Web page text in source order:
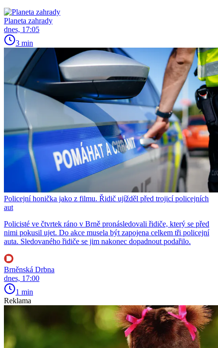
Planeta zahrady
dnes, 17:05
3 min
Policejní honička jako z filmu. Řidič ujížděl před trojicí policejních
aut
Policisté ve čtvrtek ráno v Brně pronásledovali řidiče, který se před
nimi pokusil ujet. Do akce musela být zapojena celkem tři policejní
auta. Sledovaného řidiče se jim nakonec dopadnout podařilo.
Brněnská Drbna
dnes, 17:00
1 min
Reklama